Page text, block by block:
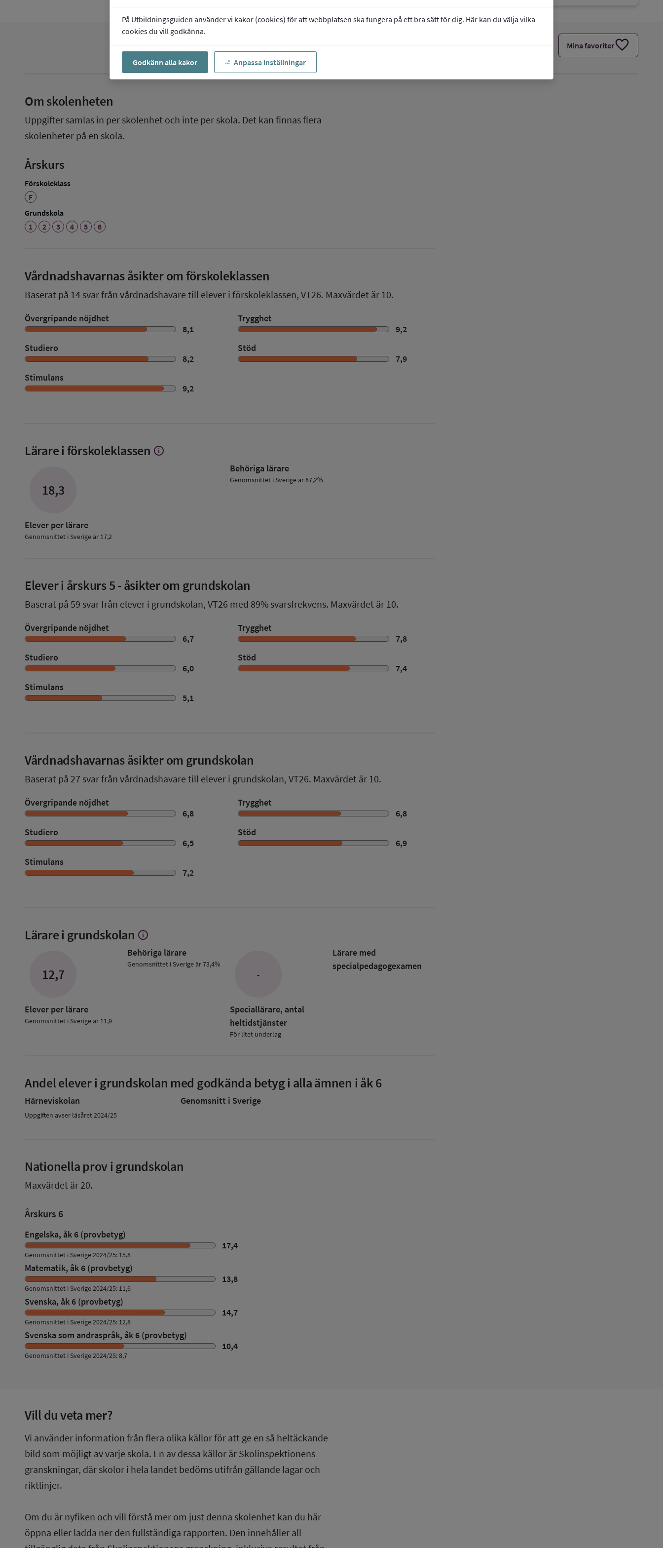
På Utbildningsguiden använder vi kakor (cookies) för att webbplatsen ska fungera på ett bra sätt för dig. Här kan du välja vilka
cookies du vill godkänna.
Godkänn alla kakor Anpassa inställningar
Mina favoriterfavorite
Om skolenheten
Uppgifter samlas in per skolenhet och inte per skola. Det kan finnas flera
skolenheter på en skola.
Årskurs
Förskoleklass
F
Grundskola
1
2 3 4 5 6
Vårdnadshavarnas åsikter om förskoleklassen
Baserat på 14 svar från vårdnadshavare till elever i förskoleklassen, VT26. Maxvärdet är 10.
Övergripande nöjdhet
8,1
Trygghet
9,2
Studiero
8,2
Stöd
7,9
Stimulans
9,2
Lärare i förskoleklassen Visa
info
18,3
Elever per lärare
Genomsnittet i Sverige är 17,2
Behöriga lärare
Genomsnittet i Sverige är 87,2%
Elever i årskurs 5- åsikter om grundskolan
Baserat på 59 svar från elever i grundskolan, VT26 med 89% svarsfrekvens. Maxvärdet är 10.
Övergripande nöjdhet
6,7
Trygghet
7,8
Studiero
6,0
Stöd
7,4
Stimulans
5,1
Vårdnadshavarnas åsikter om grundskolan
Baserat på 27 svar från vårdnadshavare till elever i grundskolan, VT26. Maxvärdet är 10.
Övergripande nöjdhet
6,8
Trygghet
6,8
Studiero
6,5
Stöd
6,9
Stimulans
7,2
Lärare i grundskolan Visa
om
Lärare
info
12,7
Elever per lärare
Genomsnittet i Sverige är 11,9
Behöriga lärare
Genomsnittet i Sverige är 73,4%
-
Speciallärare, antal
heltidstjänster
För litet underlag
Lärare med
specialpedagog­examen
Andel elever i grundskolan med godkända betyg i alla ämnen i åk 6
Härneviskolan Genomsnitt i Sverige
Uppgiften avser läsåret 2024/25
Nationella prov i grundskolan
Maxvärdet är 20.
Årskurs 6
Engelska, åk 6 (provbetyg)
17,4
Genomsnittet i Sverige 2024/25: 15,8
Matematik, åk 6 (provbetyg)
13,8
Genomsnittet i Sverige 2024/25: 11,6
Svenska, åk 6 (provbetyg)
14,7
Genomsnittet i Sverige 2024/25: 12,8
Svenska som andraspråk, åk 6 (provbetyg)
10,4
Genomsnittet i Sverige 2024/25: 8,7
Vill du veta mer?
Vi använder information från flera olika källor för att ge en så heltäckande
bild som möjligt av varje skola. En av dessa källor är Skolinspektionens
granskningar, där skolor i hela landet bedöms utifrån gällande lagar och
riktlinjer.
Om du är nyfiken och vill förstå mer om just denna skolenhet kan du här
öppna eller ladda ner den fullständiga rapporten. Den innehåller all